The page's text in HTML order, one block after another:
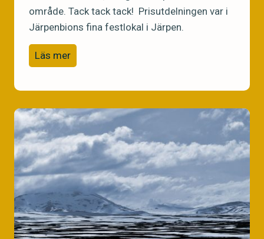
område. Tack tack tack! Prisutdelningen var i
Järpenbions fina festlokal i Järpen.
Läs merV
i
n
n
M
l
j
ö
p